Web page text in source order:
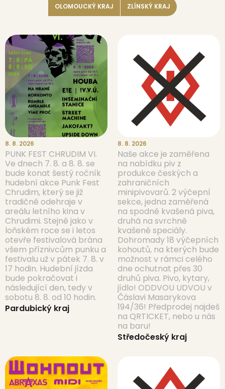
OLOMOUCKÝ KRAJ ZLÍNSKÝ KRAJ
8. 8. 2026
PUNK FEST CHRUDIM VI.
Ve dnech 7. 8. a 8. 8. se
bude konat šestý ročník
hudební akce Punk Fest
Chrudim, který se již
tradičně odehraje v
areálu letního kina v
Chrudimi. Stejně jako v
loňském roce se i letos
otevře festivalová brána
všem příznivcům punku a
festivalu už v pátek 7. 8. v
17 hodin. Hudební jízda
bude pokračovat i
následující den, tedy v
sobotu 8. 8. od 10 hodin.
Pardubický kraj
8. 8. 2026
Naše akce je zaměřena
na nabídku piv z
produkce českých a
zahraničních
minipivovarů. 2 výčepní
sekce, jedna zaměřená
na spodně kvašená piva,
druhá na svrchně
kvašené speciály.
Dohromady 18 výčepních
kohoutů, na kterých bude
možnost v rámci celého
dne ochutnat přes 30
druhů piva. Pivo, kytary,
jídlo! ODDVOU UDVOU v
Čáslavi Masarykova
194/36! Předprodej najdeš
na QRTICKET, nebo u nás
na baru!
Středočeský kraj